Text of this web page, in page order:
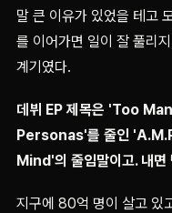
말 큰 이유가 있었을 테고
를 이어가면 일이 잘 풀리
계기였다.
데뷔 EP 제목은 'Too
Personas'를 줄인
Mind'의 줄임말이고. 내면
지구에 80억 명이 살고 있